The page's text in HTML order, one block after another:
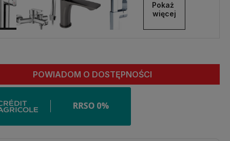
Pokaż
więcej
POWIADOM O DOSTĘPNOŚCI